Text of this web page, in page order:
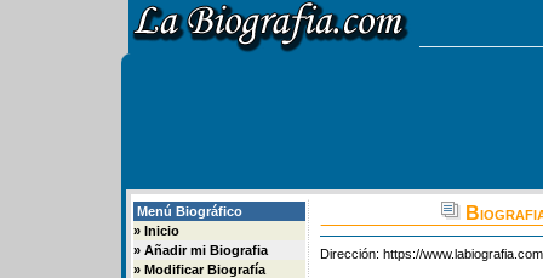
Menú Biográfico
» Inicio
» Añadir mi Biografia
» Modificar Biografía
Dirección: https://